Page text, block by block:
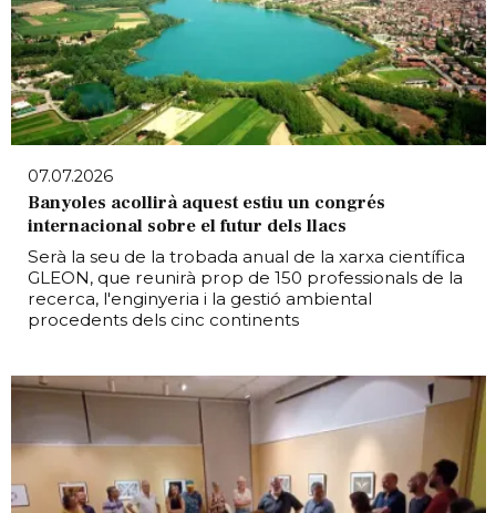
07.07.2026
Banyoles acollirà aquest estiu un congrés
internacional sobre el futur dels llacs
Serà la seu de la trobada anual de la xarxa científica
GLEON, que reunirà prop de 150 professionals de la
recerca, l'enginyeria i la gestió ambiental
procedents dels cinc continents